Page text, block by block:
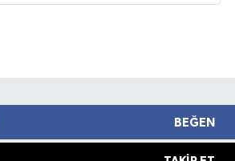
BEĞEN